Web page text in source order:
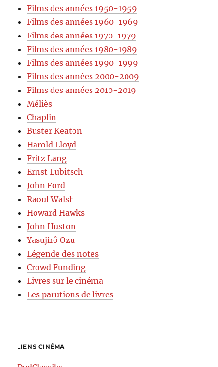
Films des années 1950-1959
Films des années 1960-1969
Films des années 1970-1979
Films des années 1980-1989
Films des années 1990-1999
Films des années 2000-2009
Films des années 2010-2019
Méliès
Chaplin
Buster Keaton
Harold Lloyd
Fritz Lang
Ernst Lubitsch
John Ford
Raoul Walsh
Howard Hawks
John Huston
Yasujirô Ozu
Légende des notes
Crowd Funding
Livres sur le cinéma
Les parutions de livres
LIENS CINÉMA